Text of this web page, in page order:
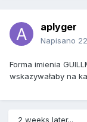
aplyger
Napisano
Forma imienia
wskazywałaby na
2 weeks later...